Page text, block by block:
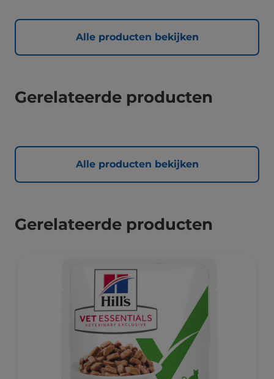
Alle producten bekijken
Gerelateerde producten
Alle producten bekijken
Gerelateerde producten